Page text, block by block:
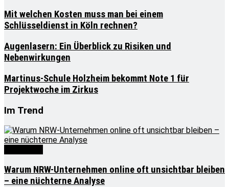
Mit welchen Kosten muss man bei einem
Schlüsseldienst in Köln rechnen?
Augenlasern: Ein Überblick zu Risiken und
Nebenwirkungen
Martinus-Schule Holzheim bekommt Note 1 für
Projektwoche im Zirkus
Im Trend
Warum NRW-Unternehmen online oft unsichtbar bleiben
– eine nüchterne Analyse